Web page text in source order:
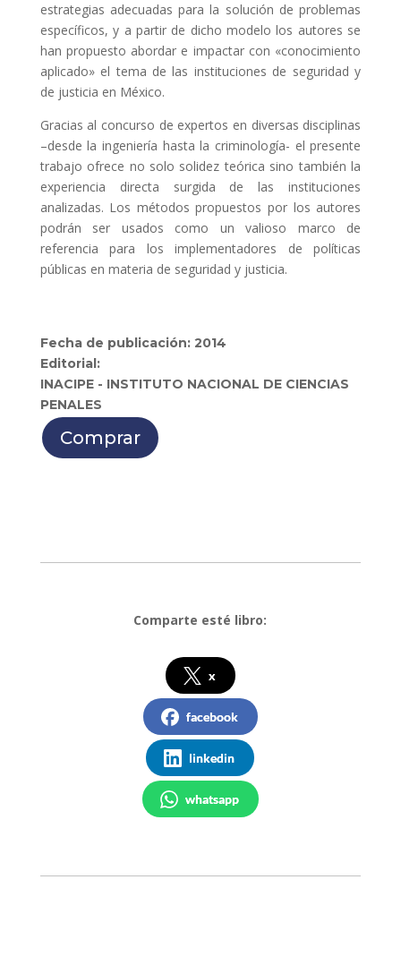
estrategias adecuadas para la solución de problemas
específicos, y a partir de dicho modelo los autores se
han propuesto abordar e impactar con «conocimiento
aplicado» el tema de las instituciones de seguridad y
de justicia en México.
Gracias al concurso de expertos en diversas disciplinas
–desde la ingeniería hasta la criminología- el presente
trabajo ofrece no solo solidez teórica sino también la
experiencia directa surgida de las instituciones
analizadas. Los métodos propuestos por los autores
podrán ser usados como un valioso marco de
referencia para los implementadores de políticas
públicas en materia de seguridad y justicia.
Fecha de publicación: 2014
Editorial:
INACIPE - INSTITUTO NACIONAL DE CIENCIAS
PENALES
Comprar
Comparte esté libro:
x
facebook
linkedin
whatsapp